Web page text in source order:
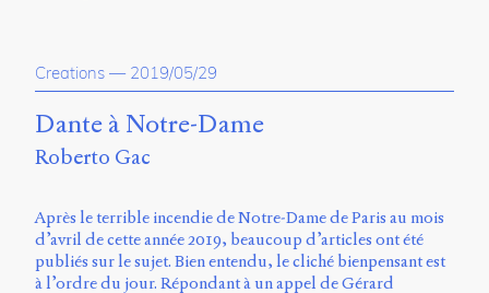
Creations — 2019/05/29
Dante à Notre-Dame
Roberto Gac
Après le terrible incendie de Notre-Dame de Paris au mois
d’avril de cette année 2019, beaucoup d’articles ont été
publiés sur le sujet. Bien entendu, le cliché bienpensant est
à l’ordre du jour. Répondant à un appel de Gérard